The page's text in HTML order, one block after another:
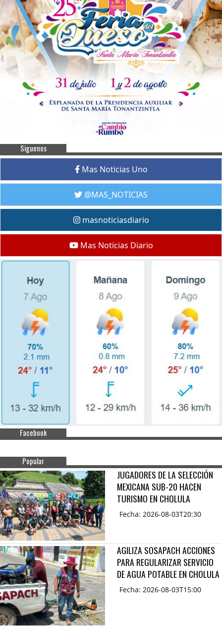
Siguenos
Mas Noticias Uno
@MAS_NOTICIAS
masnoticiasdiario
Mas Noticias Diario
Facebook
Popular
JUGADORES DE LA SELECCIÓN
MEXICANA SUB-20 HACEN
TURISMO EN CHOLULA
Fecha: 2026-08-03T20:30
AGILIZA SOSAPACH ACCIONES
PARA REGULARIZAR SERVICIO
DE AGUA POTABLE EN CHOLULA
Fecha: 2026-08-03T15:00